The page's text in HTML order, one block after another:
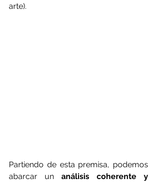
arte).
Partiendo de esta premisa, podemos
abarcar un análisis coherente y